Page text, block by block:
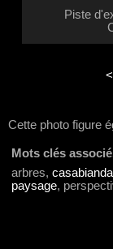
Piste
Cette photo figure
Mots clés
arbres, casabianda
paysage,